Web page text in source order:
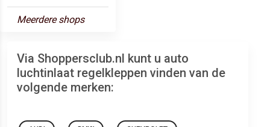
Meerdere shops
Via Shoppersclub.nl kunt u auto
luchtinlaat regelkleppen vinden van de
volgende merken: